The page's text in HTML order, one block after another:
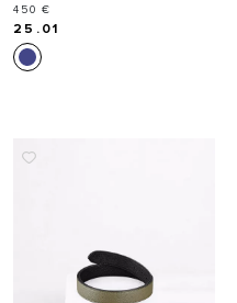
Prix
450 €
25.01